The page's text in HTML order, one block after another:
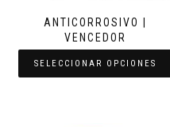
ANTICORROSIVO |
VENCEDOR
SELECCIONAR OPCIONES